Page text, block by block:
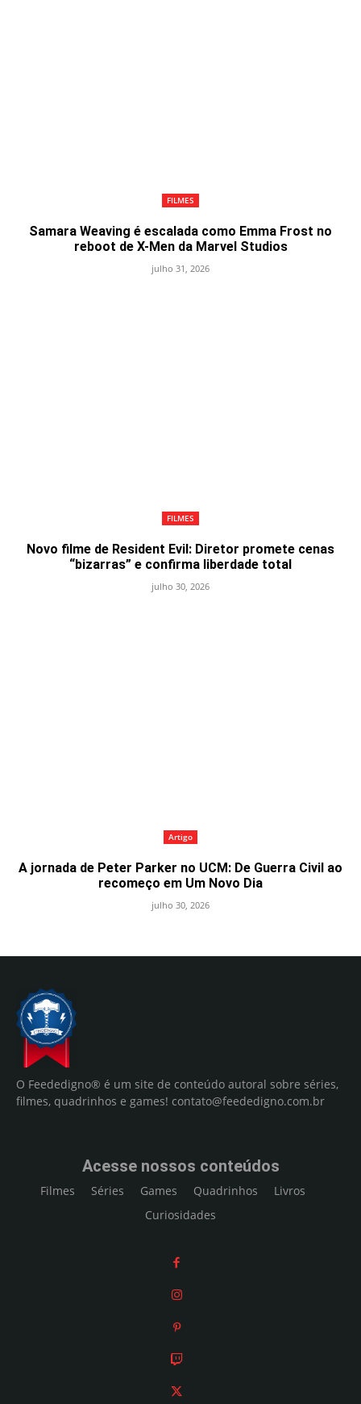
FILMES
Samara Weaving é escalada como Emma Frost no
reboot de X-Men da Marvel Studios
julho 31, 2026
FILMES
Novo filme de Resident Evil: Diretor promete cenas
“bizarras” e confirma liberdade total
julho 30, 2026
Artigo
A jornada de Peter Parker no UCM: De Guerra Civil ao
recomeço em Um Novo Dia
julho 30, 2026
O Feededigno® é um site de conteúdo autoral sobre séries,
filmes, quadrinhos e games! contato@feededigno.com.br
Acesse nossos conteúdos
Filmes Séries Games Quadrinhos
Livros
Curiosidades